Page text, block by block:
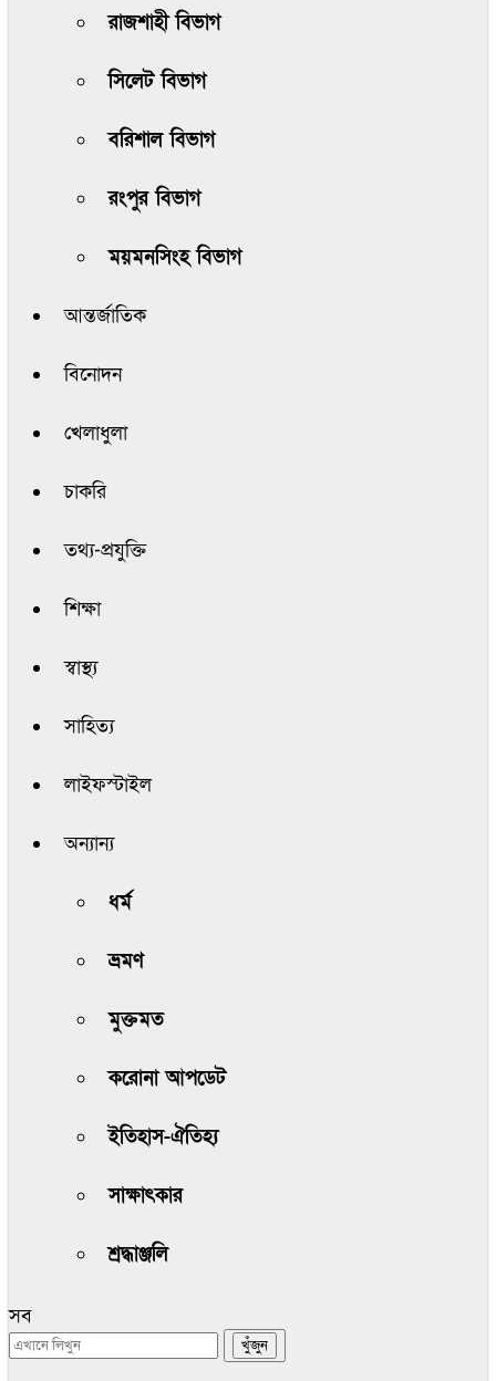
রাজশাহী বিভাগ
সিলেট বিভাগ
বরিশাল বিভাগ
রংপুর বিভাগ
ময়মনসিংহ বিভাগ
আন্তর্জাতিক
বিনোদন
খেলাধুলা
চাকরি
তথ্য-প্রযুক্তি
শিক্ষা
স্বাস্থ্য
সাহিত্য
লাইফস্টাইল
অন্যান্য
ধর্ম
ভ্রমণ
মুক্তমত
করোনা আপডেট
ইতিহাস-ঐতিহ্য
সাক্ষাৎকার
শ্রদ্ধাঞ্জলি
সব